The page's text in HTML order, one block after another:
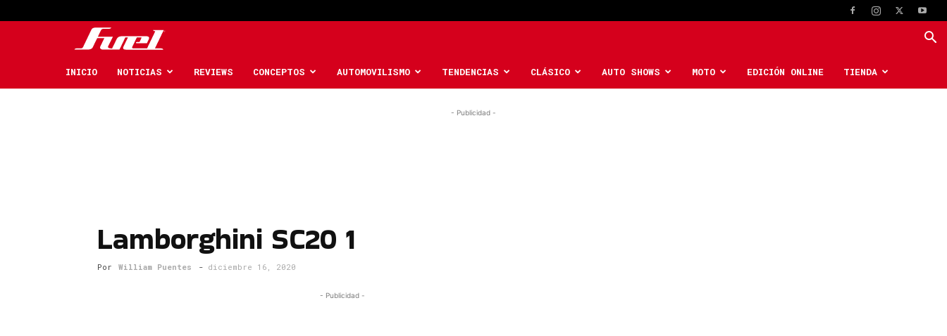
Car
INICIO NOTICIAS REVIEWS CONCEPTOS AUTOMOVILISMO TENDENCIAS CLÁSICO AUTO SHOWS MOTO EDICIÓN ONLINE TIENDA
- Publicidad -
Lamborghini SC20 1
Por William Puentes - diciembre 16, 2020
- Publicidad -